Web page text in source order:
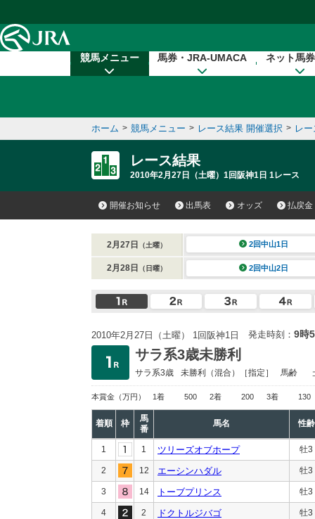
競馬メニュー 馬券・JRA-UMACA ネット馬
ホーム > 競馬メニュー > レース結果 開催選択 > レ
レース結果
2010年2月27日（土曜）1回阪神1日 1レース
開催お知らせ 出馬表 オッズ 払戻金
2月27日 （土曜） 2回中山1日
2月28日 （日曜） 2回中山2日
2010年2月27日（土曜） 1回阪神1日 発走時刻： 9時
サラ系3歳未勝利
サラ系3歳 未勝利 （混合）［指定］ 馬齢
本賞金 （万円） 1着 500 2着 200 3着 130
着順 枠
馬
番
馬名 性齢
1 1 ツリーズオブホープ 牡3
2 12 エーシンハダル 牡3
3 14 トーブプリンス 牡3
4 2 ドクトルジバゴ 牡3